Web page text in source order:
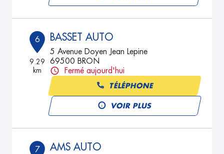
6
9.29
km
BASSET AUTO
5 Avenue Doyen Jean Lepine
69500 BRON
Fermé aujourd'hui
TÉLÉPHONE
VOIR PLUS
7 AMS AUTO